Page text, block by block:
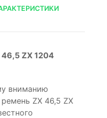
ZX 1204
вниманию
ZX 46,5 ZX